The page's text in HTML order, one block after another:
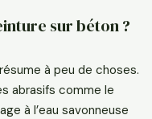
sur béton ?
à peu de choses.
abrasifs comme le
à l’eau savonneuse